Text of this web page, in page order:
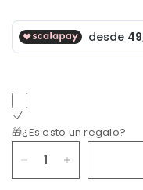
🎁¿Es esto un regalo?